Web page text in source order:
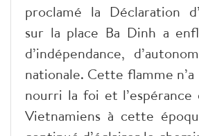
proclamé la Déclaration
sur la place Ba Dinh a
d’indépendance,
nationale. Cette flamme
nourri la foi et
Vietnamiens à cette